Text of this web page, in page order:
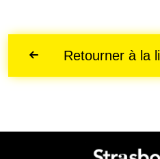
Retourner à la